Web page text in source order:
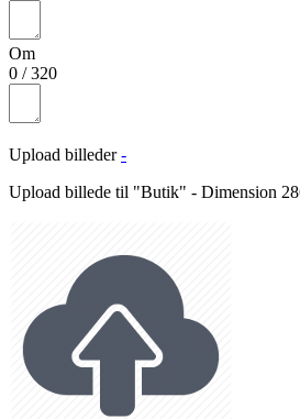
Om
0 /320
Upload billeder -
Upload billede til "Butik" - Dimension